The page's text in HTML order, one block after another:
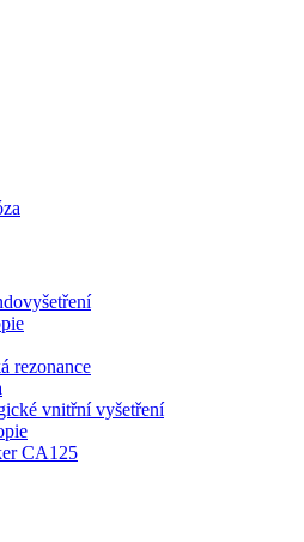
rezonance
vnitřní vyšetření
CA125